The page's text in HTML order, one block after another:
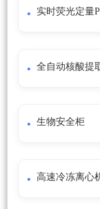
实时荧光定量
全自动核酸提
生物安全柜
高速冷冻离心